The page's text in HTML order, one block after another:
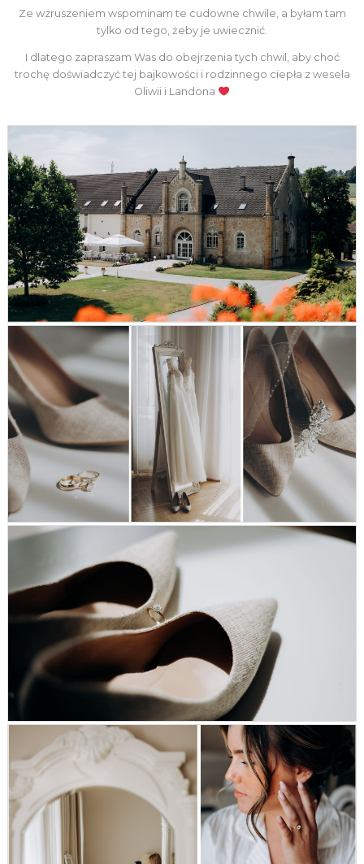
Ze wzruszeniem wspominam te cudowne chwile, a byłam tam
tylko od tego, żeby je uwiecznić.
I dlatego zapraszam Was do obejrzenia tych chwil, aby choć
trochę doświadczyć tej bajkowości i rodzinnego ciepła z wesela
Oliwii i Landona